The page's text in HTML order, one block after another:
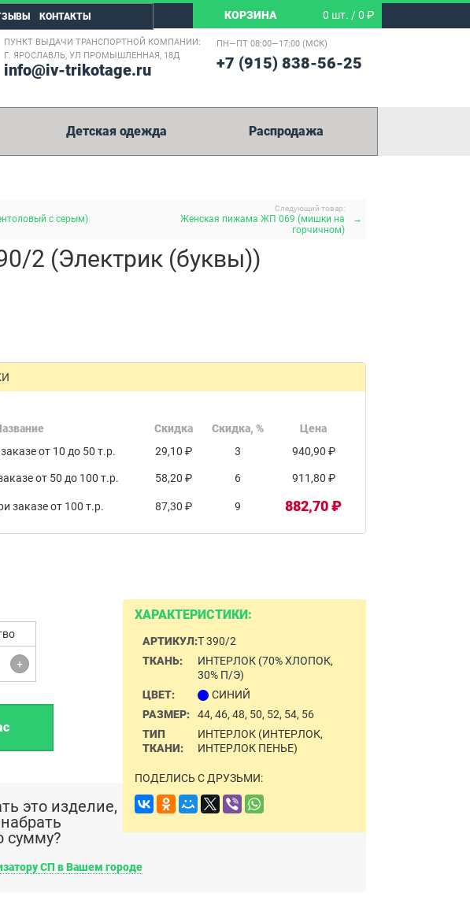
КОНТАКТЫ КОРЗИНА 0 шт. / 0 ₽
ПУНКТ ВЫДАЧИ ТРАНСПОРТНОЙ КОМПАНИИ:
Г. ЯРОСЛАВЛЬ, УЛ ПРОМЫШЛЕННАЯ, 18Д
info@iv-trikotage.ru
ПН—ПТ 08:00—17:00 (МСК)
+7 (915) 838-56-25
Детская одежда Распродажа
с серым)
Следующий товар:
Женская пижама ЖП 069 (мишки на
горчичном)
→
2 (Электрик (буквы))
Скидка Скидка, %
Цена
от 10 до 50 т.р.
29,10 ₽ 3 940,90 ₽
от 50 до 100 т.р. 58,20 ₽ 6 911,80 ₽
заказе от 100 т.р. 87,30 ₽ 9 882,70 ₽
ХАРАКТЕРИСТИКИ:
АРТИКУЛ:Т 390/2
ТКАНЬ:
ИНТЕРЛОК (70% ХЛОПОК,
30% П/Э)
ЦВЕТ:
СИНИЙ
РАЗМЕР:
44, 46, 48, 50, 52, 54, 56
ТИП
ТКАНИ:
ИНТЕРЛОК (ИНТЕРЛОК,
ИНТЕРЛОК ПЕНЬЕ)
ПОДЕЛИСЬ С ДРУЗЬМИ:
+
это изделие,
СП в Вашем городе
вместе с